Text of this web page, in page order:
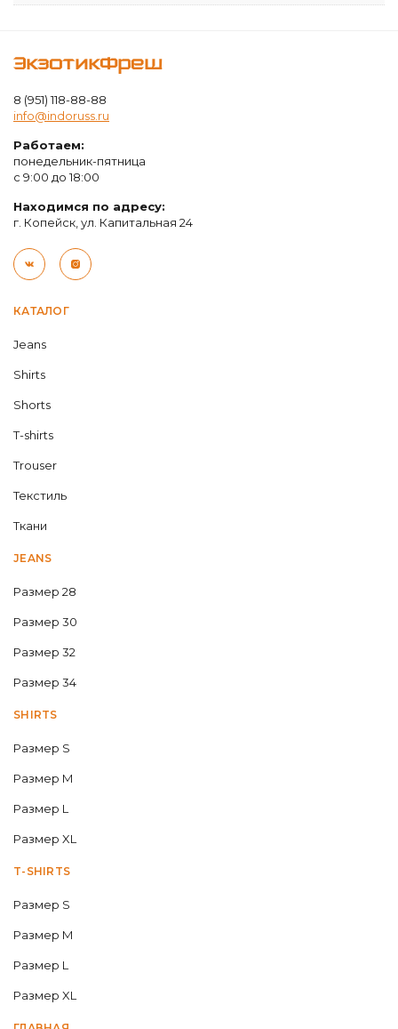
КАТАЛОГ
Jeans
Shirts
Shorts
T-shirts
Trouser
Текстиль
Ткани
JEANS
Размер 28
Размер 30
Размер 32
Размер 34
SHIRTS
Размер S
Размер M
Размер L
Размер XL
T-SHIRTS
Размер S
Размер M
Размер L
Размер XL
ЭкзотикФреш
8 (951) 118-88-88
info@indoruss.ru
Работаем:
понедельник-пятница
с 9:00 до 18:00
Находимся по адресу:
г. Копейск, ул. Капитальная 24